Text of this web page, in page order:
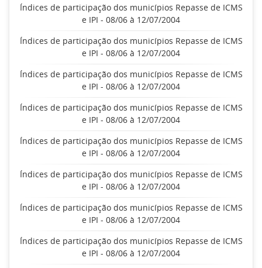
Índices de participação dos municípios Repasse de ICMS
e IPI - 08/06 à 12/07/2004
Índices de participação dos municípios Repasse de ICMS
e IPI - 08/06 à 12/07/2004
Índices de participação dos municípios Repasse de ICMS
e IPI - 08/06 à 12/07/2004
Índices de participação dos municípios Repasse de ICMS
e IPI - 08/06 à 12/07/2004
Índices de participação dos municípios Repasse de ICMS
e IPI - 08/06 à 12/07/2004
Índices de participação dos municípios Repasse de ICMS
e IPI - 08/06 à 12/07/2004
Índices de participação dos municípios Repasse de ICMS
e IPI - 08/06 à 12/07/2004
Índices de participação dos municípios Repasse de ICMS
e IPI - 08/06 à 12/07/2004